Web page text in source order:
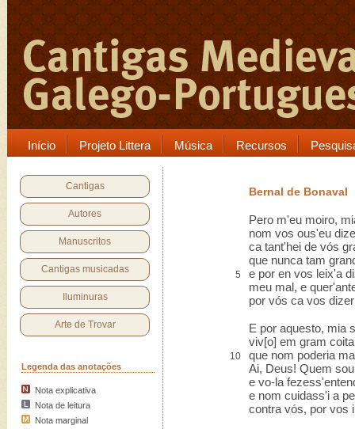
Início Projeto Littera Música Recursos
Cantigas
Autores
Manuscritos
Cantigas musicadas
Iluminuras
Arte de Trovar
Legenda das anotações
Nota explicativa
Nota de leitura
Nota marginal
Bernal de Bonaval
Pero m'eu moiro,
nom vos ous'eu
ca tant'hei de vós
que nunca tam
5
e por en vos leix'a
meu mal, e
por vós ca vos
E por aquesto, mia
viv[o] em gram
10
que nom poderia
Ai, Deus! Quem
e vo-la
e nom cuidass'i a
contra vós, por vos